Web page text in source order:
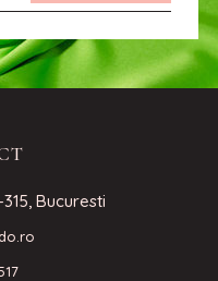
Bucuresti